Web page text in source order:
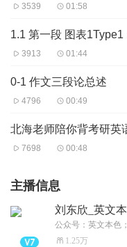
3539 01:58
1.1 第一段 图表
3913 01:44
0-1 作文三段论总述
4796 00:49
北海老师陪你背考研英
7698 00:48
主播信息
刘东欣_英文
1.25万